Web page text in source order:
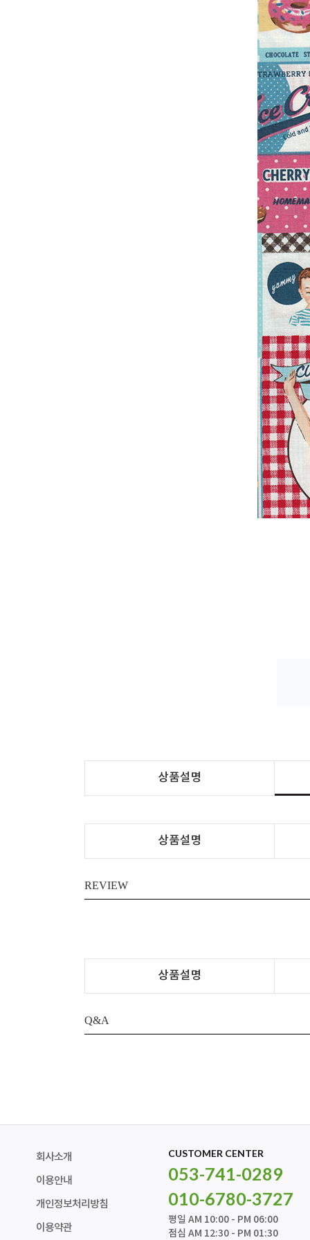
상품설명
상품설명
REVIEW
상품설명
Q&A
회사소개
이용안내
개인정보처리방침
이용약관
CUSTOMER CENTER
053-741-0289
010-6780-3727
평일 AM 10:00 - PM 06:00
점심 AM 12:30 - PM 01:30